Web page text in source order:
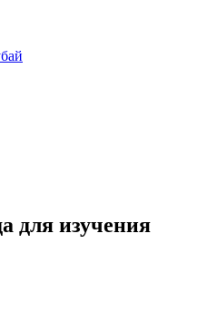
для изучения